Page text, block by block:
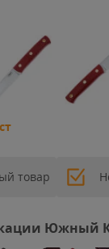
товар
Южный